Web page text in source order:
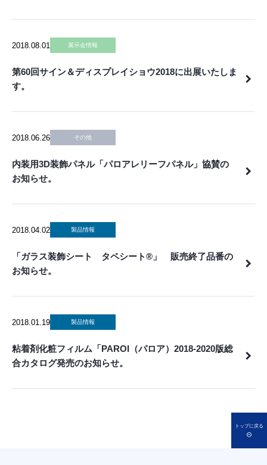
2018.08.01 展示会情報
第60回サイン＆ディスプレイショウ2018に出展いたしま
す。
2018.06.26 その他
内装用3D装飾パネル「パロアレリーフパネル」協賛の
お知らせ。
2018.04.02 製品情報
「ガラス装飾シート タペシート®」 販売終了品番の
お知らせ。
2018.01.19 製品情報
粘着剤化粧フィルム「PAROI（パロア）2018-2020版総
合カタログ発売のお知らせ。
トップに戻る